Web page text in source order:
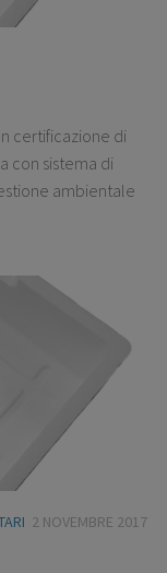
certificazione di
con sistema di
ambientale
2 NOVEMBRE 2017